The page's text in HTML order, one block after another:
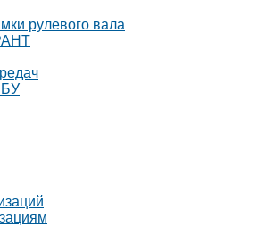
рулевого вала